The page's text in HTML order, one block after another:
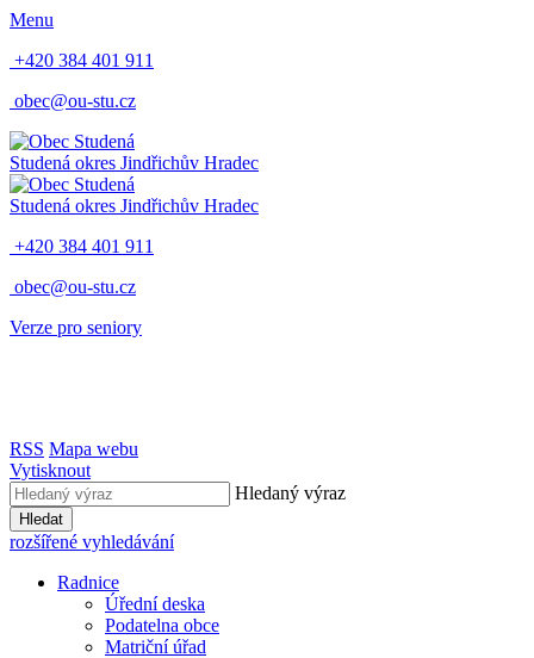
Menu
+420 384 401 911
obec@ou-stu.cz
Studená okres Jindřichův Hradec
Studená okres Jindřichův Hradec
+420 384 401 911
obec@ou-stu.cz
Verze pro seniory
RSS Mapa webu
Vytisknout
Hledaný výraz
Hledat
rozšířené vyhledávání
Radnice
Úřední deska
Podatelna obce
Matriční úřad